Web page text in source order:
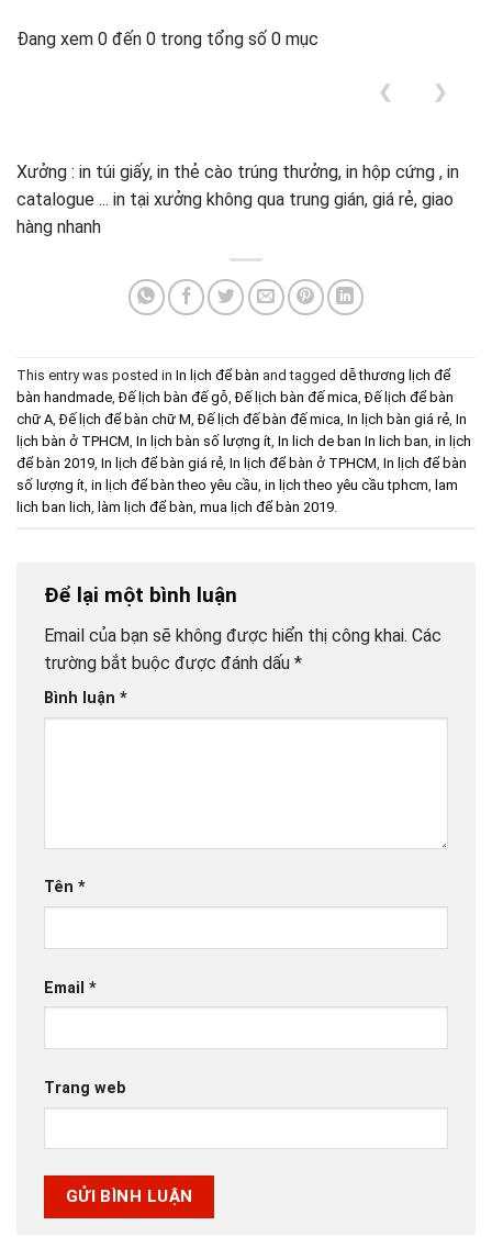
Đang xem 0 đến 0 trong tổng số 0 mục
❮ ❯
Xưởng : in túi giấy, in thẻ cào trúng thưởng, in hộp cứng , in
catalogue ... in tại xưởng không qua trung gián, giá rẻ, giao
hàng nhanh
This entry was posted in In lịch để bàn and tagged dễ thương lịch để
bàn handmade ,Đế lịch bàn đế gỗ ,Đế lịch bàn đế mica ,Đế lịch để bàn
chữ A ,Đế lịch để bàn chữ M ,Đế lịch đế bàn đế mica In lịch bàn giá rẻ In
lịch bàn ở TPHCM In lịch bàn số lượng ít In lich de ban In lich ban in lịch
để bàn 2019 In lịch để bàn giá rẻ In lịch để bàn ở TPHCM In lịch để bàn
số lượng ít in lịch để bàn theo yêu cầu in lịch theo yêu cầu tphcm
lam
lich ban lich
làm lịch để bàn mua lịch để bàn 2019
Để lại một bình luận
Email của bạn sẽ không được hiển thị công khai. Các
trường bắt buộc được đánh dấu *
Bình luận *
Tên *
Email *
Trang web